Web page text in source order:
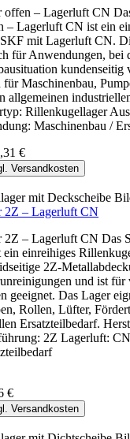
offen – Lagerluft CN
– Lagerluft CN ist ein
mit Lagerluft CN.
für Anwendungen, bei
kundenseitig
für Maschinenbau,
allgemeinen
Rillenkugellager
Maschinenbau /
€
Versandkosten
2Z – Lagerluft CN
2Z – Lagerluft CN Das
einreihiges
2Z-
und ist für
geeignet. Das Lager
Rollen, Lüfter,
Ersatzteilbedarf.
2Z Lagerluft:
€
Versandkosten